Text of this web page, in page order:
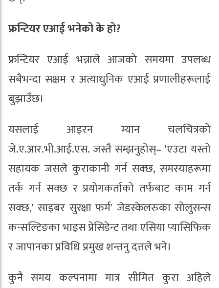
फ्रन्टियर एआई भनेको के हो?
फ्रन्टियर एआई भन्नाले आजको समयमा उपलब्ध
सबैभन्दा सक्षम र अत्याधुनिक एआई प्रणालीहरूलाई
बुझाउँछ।
यसलाई आइरन म्यान चलचित्रको
जे.ए.आर.भी.आई.एस. जस्तै सम्झनुहोस्– 'एउटा यस्तो
सहायक जसले कुराकानी गर्न सक्छ, समस्याहरूमा
तर्क गर्न सक्छ र प्रयोगकर्ताको तर्फबाट काम गर्न
सक्छ,' साइबर सुरक्षा फर्म' जेडस्केलरुका सोलुसन्स
कन्सल्टिङका भाइस प्रेसिडेन्ट तथा एसिया प्यासिफिक
र जापानका प्रविधि प्रमुख शन्तनु दत्तले भने।
कुनै समय कल्पनामा मात्र सीमित कुरा अहिले